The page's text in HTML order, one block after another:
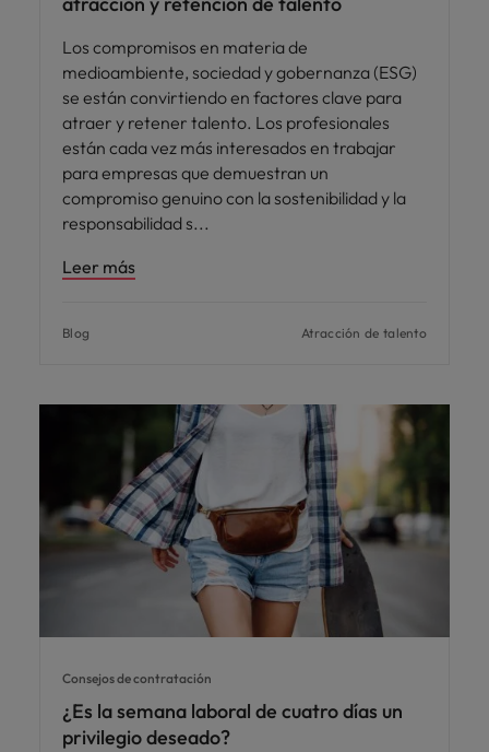
Los compromisos en materia de
medioambiente, sociedad y gobernanza (ESG)
se están convirtiendo en factores clave para
atraer y retener talento. Los profesionales
están cada vez más interesados en trabajar
para empresas que demuestran un
compromiso genuino con la sostenibilidad y la
responsabilidad s
Leer más
Blog Atracción de talento
Consejos de contratación
¿Es la semana laboral de cuatro días un
privilegio deseado?